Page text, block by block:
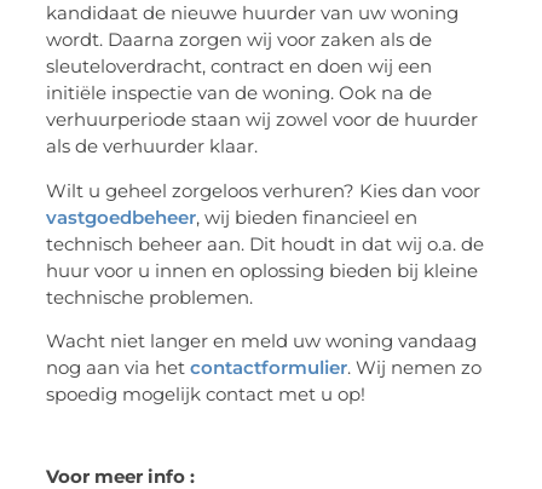
kandidaat de nieuwe huurder van uw woning
wordt. Daarna zorgen wij voor zaken als de
sleuteloverdracht, contract en doen wij een
initiële inspectie van de woning. Ook na de
verhuurperiode staan wij zowel voor de huurder
als de verhuurder klaar.
Wilt u geheel zorgeloos verhuren? Kies dan voor
vastgoedbeheer, wij bieden financieel en
technisch beheer aan. Dit houdt in dat wij o.a. de
huur voor u innen en oplossing bieden bij kleine
technische problemen.
Wacht niet langer en meld uw woning vandaag
nog aan via hetcontactformulier. Wij nemen zo
spoedig mogelijk contact met u op!
Voor meer info :